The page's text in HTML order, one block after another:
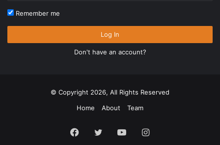
Remember me
Log In
Don't have an account?
© Copyright 2026, All Rights Reserved
Home
About Team
Facebook
Twitter YouTubeInstagram